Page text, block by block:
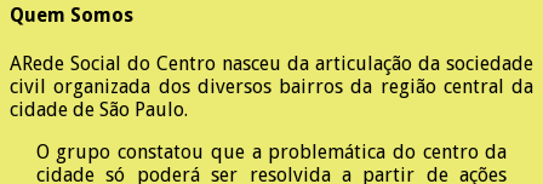
Quem Somos
ARede Social do Centro nasceu da articulação da sociedade
civil organizada dos diversos bairros da região central da
cidade de São Paulo.
O grupo constatou que a problemática do centro da
cidade só poderá ser resolvida a partir de ações